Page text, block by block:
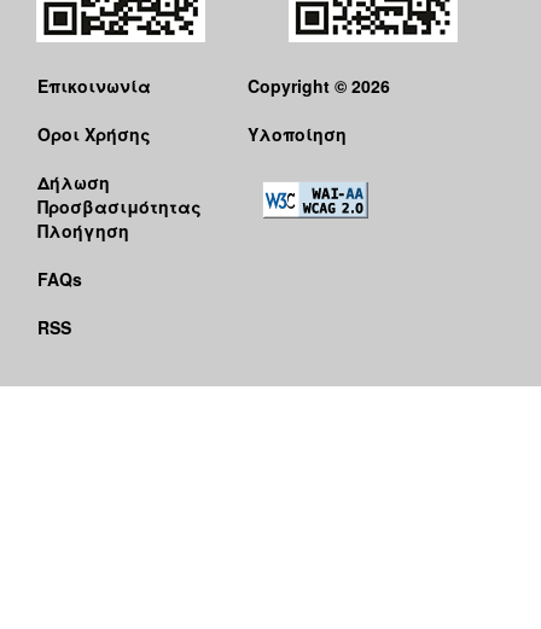
Επικοινωνία
Όροι Χρήσης
Δήλωση
Προσβασιμότητας
Πλοήγηση
FAQs
RSS
Copyright © 2026
Υλοποίηση